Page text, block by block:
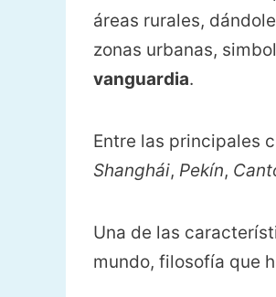
áreas rurales, dándole
zonas urbanas,
vanguardia.
Entre las principales
Shanghái, Pekín,
Una de las
mundo, filosofía que